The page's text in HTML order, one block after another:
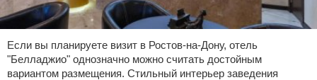
Если вы планируете визит в Ростов-на-Дону, отель
"Белладжио" однозначно можно считать достойным
вариантом размещения. Стильный интерьер заведения